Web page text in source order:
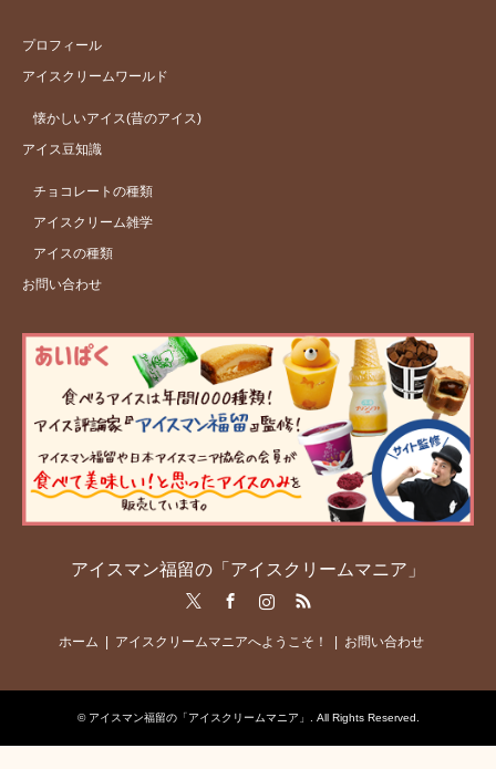
プロフィール
アイスクリームワールド
懐かしいアイス(昔のアイス)
アイス豆知識
チョコレートの種類
アイスクリーム雑学
アイスの種類
お問い合わせ
アイスマン福留の「アイスクリームマニア」
RSS
ホーム アイスクリームマニアへようこそ！ お問い合わせ
© アイスマン福留の「アイスクリームマニア」 . All Rights Reserved.